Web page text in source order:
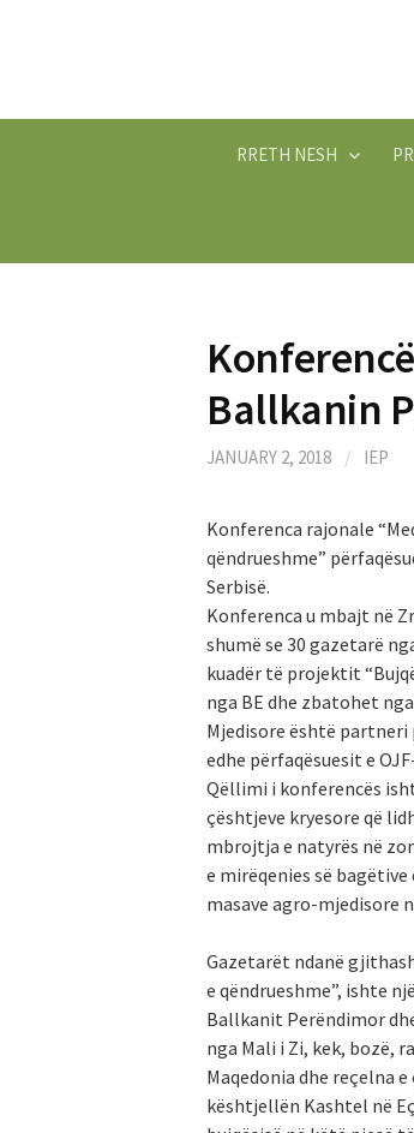
RRETH NESH
Ballkanin
JANUARY 2, 2018 / IEP
Konferenca rajonale
qëndrueshme”
Serbisë.
Konferenca u mbajt në
shumë se 30 gazetarë
kuadër të projektit
nga BE dhe zbatohet
Mjedisore është partneri
edhe përfaqësuesit e
Qëllimi i konferencës
çështjeve kryesore që
mbrojtja e natyrës në
e mirëqenies së
masave agro-mjedisore
Gazetarët ndanë
e qëndrueshme”, ishte
Ballkanit Perëndimor
nga Mali i Zi, kek, bozë,
Maqedonia dhe reçelna
kështjellën Kashtel në